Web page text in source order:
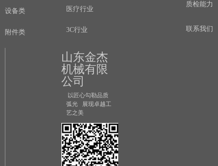
设备类
附件类
医疗行业
3C行业
质检能力
联系我们
山东金杰
机械有限
公司
以匠心勾勒品质
弧光 展现卓越工
艺之美